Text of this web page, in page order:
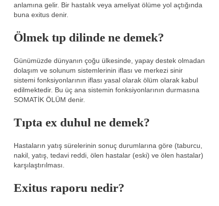
anlamına gelir. Bir hastalık veya ameliyat ölüme yol açtığında
buna exitus denir.
Ölmek tıp dilinde ne demek?
Günümüzde dünyanın çoğu ülkesinde, yapay destek olmadan
dolaşım ve solunum sistemlerinin iflası ve merkezi sinir
sistemi fonksiyonlarının iflası yasal olarak ölüm olarak kabul
edilmektedir. Bu üç ana sistemin fonksiyonlarının durmasına
SOMATİK ÖLÜM denir.
Tıpta ex duhul ne demek?
Hastaların yatış sürelerinin sonuç durumlarına göre (taburcu,
nakil, yatış, tedavi reddi, ölen hastalar (eski) ve ölen hastalar)
karşılaştırılması.
Exitus raporu nedir?